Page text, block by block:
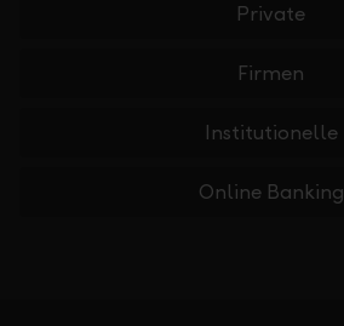
Private
Firmen
Institutionelle
Online Banking